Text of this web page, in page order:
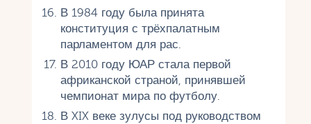
В 1984 году была принята
конституция с трёхпалатным
парламентом для рас.
В 2010 году ЮАР стала первой
африканской страной, принявшей
чемпионат мира по футболу.
В XIX веке зулусы под руководством